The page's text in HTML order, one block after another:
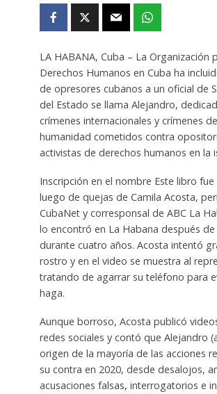
LA HABANA, Cuba – La Organización
Derechos Humanos en Cuba ha
de opresores cubanos a un oficial de
del Estado se llama Alejandro,
crímenes internacionales y crímenes
humanidad cometidos contra
activistas de derechos humanos en la
Inscripción en el nombre Este libro
luego de quejas de Camila Acosta,
CubaNet y corresponsal de ABC La
lo encontró en La Habana después
durante cuatro años. Acosta intentó
rostro y en el video se muestra al
tratando de agarrar su teléfono para
haga.
Aunque borroso, Acosta publicó
redes sociales y contó que Alejandro
origen de la mayoría de las acciones
su contra en 2020, desde desalojos,
acusaciones falsas, interrogatorios e